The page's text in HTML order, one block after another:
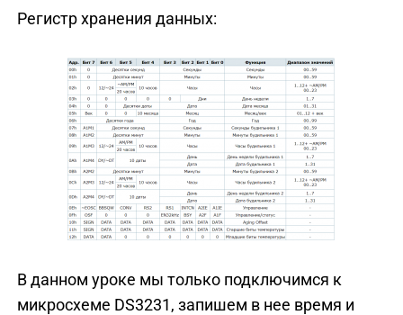
Регистр хранения данных:
В данном уроке мы только подключимся к
микросхеме DS3231, запишем в нее время и